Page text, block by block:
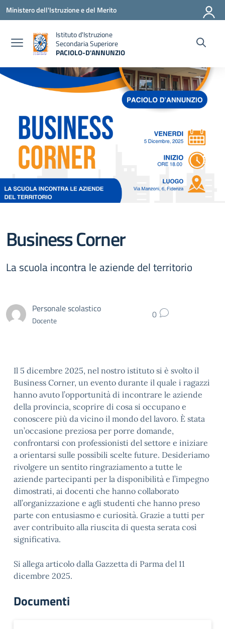
Vai ai contenuti
Vai al menu di navigazione
Vai al footer
Ministero dell'Istruzione e del Merito
Istituto d'Istruzione
Secondaria Superiore
PACIOLO-D'ANNUNZIO
Business Corner
La scuola incontra le aziende del territorio
Personale scolastico
Docente 0
Il 5 dicembre 2025, nel nostro istituto si è svolto il
Business Corner, un evento durante il quale i ragazzi
hanno avuto l’opportunità di incontrare le aziende
della provincia, scoprire di cosa si occupano e
conoscere più da vicino il mondo del lavoro. È stata
un’occasione preziosa per porre domande,
confrontarsi con professionisti del settore e iniziare
a orientarsi sulle possibili scelte future. Desideriamo
rivolgere un sentito ringraziamento a tutte le
aziende partecipanti per la disponibilità e l’impegno
dimostrati, ai docenti che hanno collaborato
all’organizzazione e agli studenti che hanno preso
parte con entusiasmo e curiosità. Grazie a tutti per
aver contribuito alla riuscita di questa serata così
significativa.
Si allega articolo dalla Gazzetta di Parma del 11
dicembre 2025.
Documenti